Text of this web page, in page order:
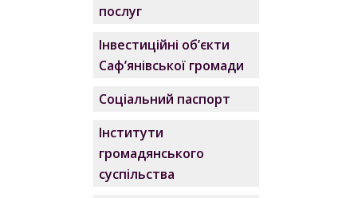
послуг
Інвестиційні об’єкти
Саф’янівської громади
Соціальний паспорт
Інститути
громадянського
суспільства